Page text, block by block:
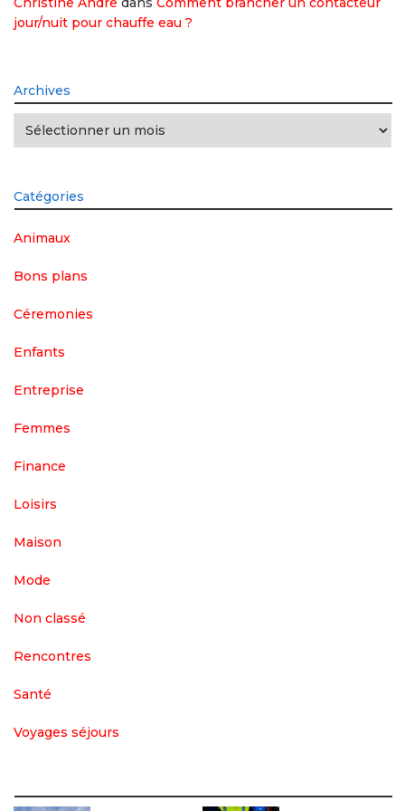
jour/nuit pour chauffe eau ?
Archives
Archives
Catégories
Animaux
Bons plans
Céremonies
Enfants
Entreprise
Femmes
Finance
Loisirs
Maison
Mode
Non classé
Rencontres
Santé
Voyages séjours